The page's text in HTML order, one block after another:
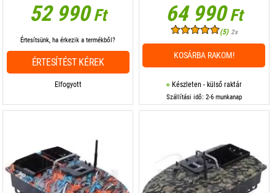
52 990Ft
Elfogyott
Értesítsünk, ha érkezik a termékből?
ÉRTESÍTÉST KÉREK
64 990Ft
(5) 2x
Készleten - külső raktár
Szállítási idő: 2-6 munkanap
KOSÁRBA RAKOM!